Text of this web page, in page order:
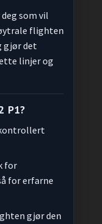
som vil
flighten
gjør det
linjer og
P1?
for
for erfarne
gjør den